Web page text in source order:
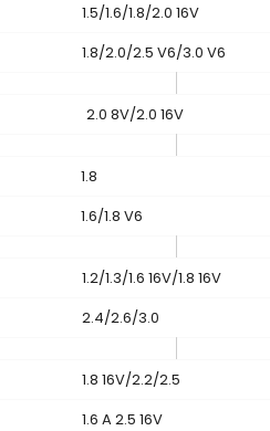
1.5/1.6/1.8/2.0 16V
1.8/2.0/2.5 V6/3.0 V6
2.0 8V/2.0 16V
1.8
1.6/1.8 V6
1.2/1.3/1.6 16V/1.8 16V
2.4/2.6/3.0
1.8 16V/2.2/2.5
1.6 A 2.5 16V